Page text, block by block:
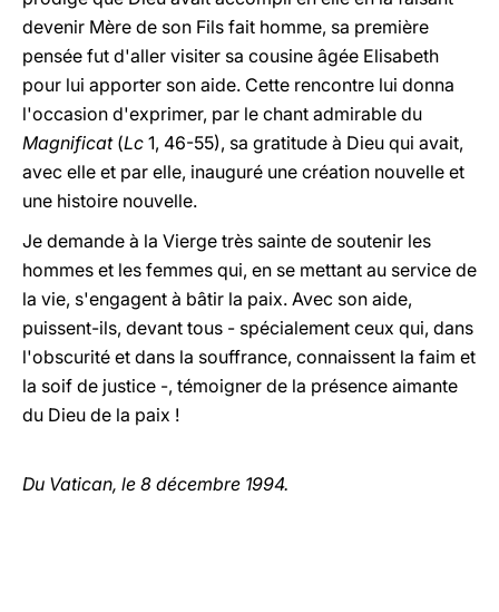
devenir Mère de son Fils fait homme, sa première
pensée fut d'aller visiter sa cousine âgée Elisabeth
pour lui apporter son aide. Cette rencontre lui donna
l'occasion d'exprimer, par le chant admirable du
Magnificat(Lc 1, 46-55), sa gratitude à Dieu qui avait,
avec elle et par elle, inauguré une création nouvelle et
une histoire nouvelle.
Je demande à la Vierge très sainte de soutenir les
hommes et les femmes qui, en se mettant au service de
la vie, s'engagent à bâtir la paix. Avec son aide,
puissent-ils, devant tous - spécialement ceux qui, dans
l'obscurité et dans la souffrance, connaissent la faim et
la soif de justice -, témoigner de la présence aimante
du Dieu de la paix !
Du Vatican, le 8 décembre 1994.